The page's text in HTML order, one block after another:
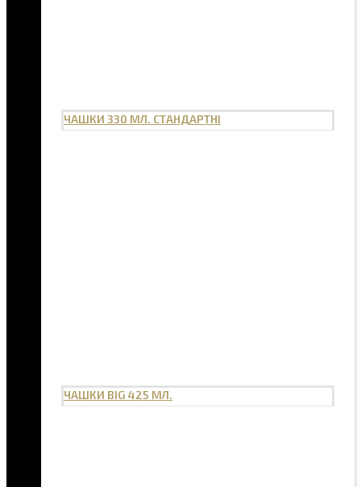
ЧАШКИ 330 МЛ. СТАНДАРТНІ
ЧАШКИ BIG 425 МЛ.